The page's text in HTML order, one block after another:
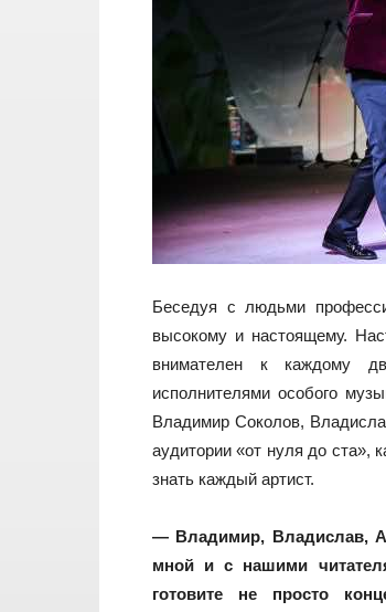
Беседуя с людьми
высокому и настоящему.
внимателен к каждому
исполнителями особого
Владимир Соколов,
аудитории «от нуля до ста»,
знать каждый артист.
— Владимир, Владислав,
мной и с нашими
готовите не просто